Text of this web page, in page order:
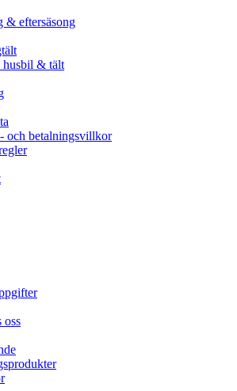
& eftersäsong
husbil & tält
och betalningsvillkor
oss